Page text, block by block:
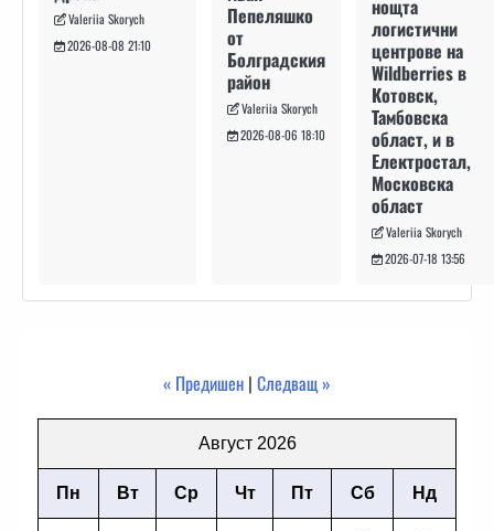
Valeriia Skorych
2026-08-08 21:10
Пепеляшко
от
Болградския
район
Valeriia Skorych
2026-08-06 18:10
нощта
логистични
центрове на
Wildberries в
Котовск,
Тамбовска
област, и в
Електростал,
Московска
област
Valeriia Skorych
2026-07-18 13:56
« Предишен | Следващ »
Август 2026
Пн Вт Ср Чт Пт Сб Нд